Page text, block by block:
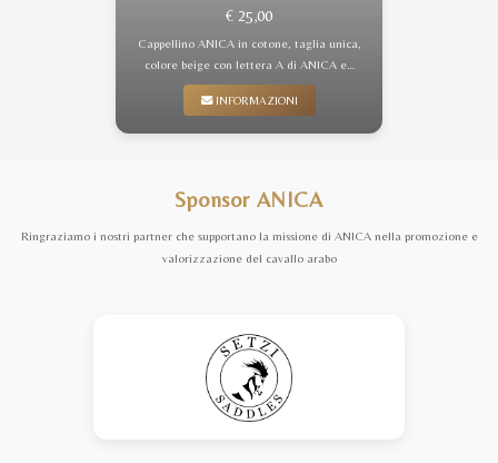
€ 25,00
Cappellino ANICA in cotone, taglia unica,
colore beige con lettera A di ANICA e…
INFORMAZIONI
Sponsor ANICA
Ringraziamo i nostri partner che supportano la missione di ANICA nella promozione e
valorizzazione del cavallo arabo